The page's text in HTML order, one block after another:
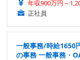
年収900万円～
正社員
一般事務/時給1650
の事務 一般事務・